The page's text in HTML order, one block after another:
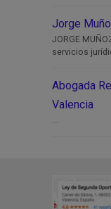
Jorge
JORGE
servicios
Abogada
Valencia
...